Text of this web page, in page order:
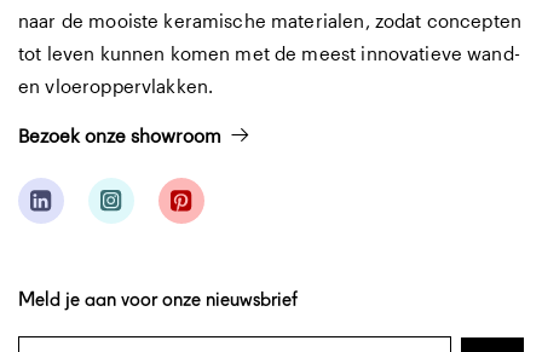
naar de mooiste keramische materialen, zodat concepten
tot leven kunnen komen met de meest innovatieve wand-
en vloeroppervlakken.
Bezoek onze showroom
Meld je aan voor onze nieuwsbrief